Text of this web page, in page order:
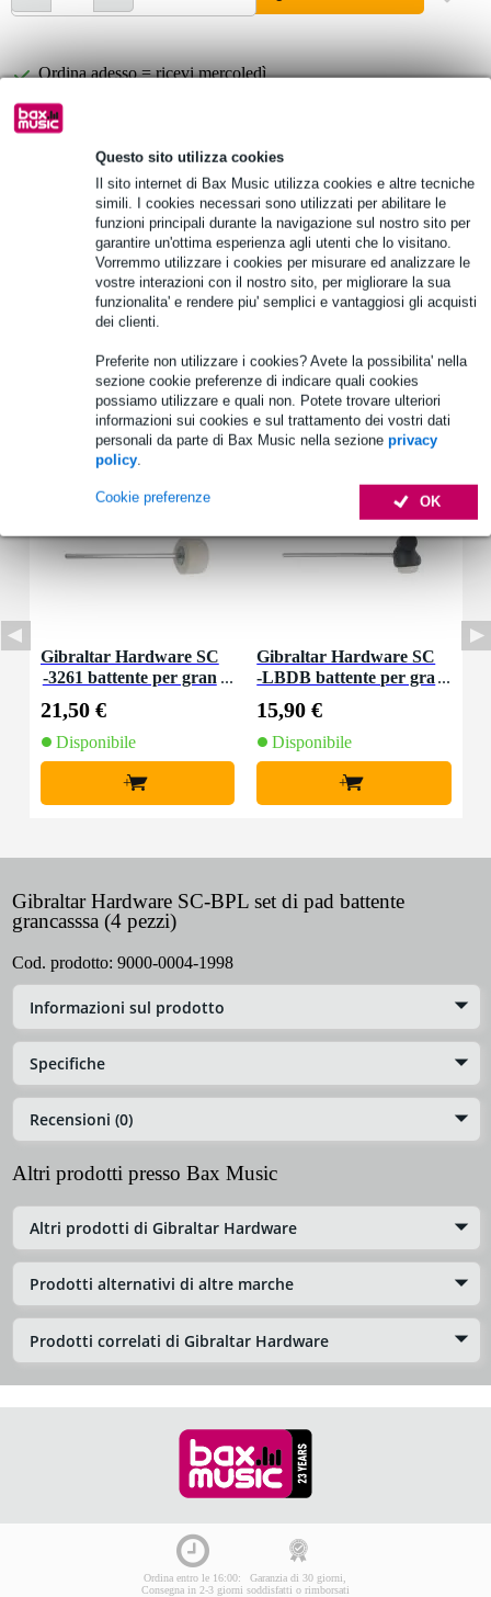
Questo sito utilizza cookies
Il sito internet di Bax Music utilizza cookies e altre tecniche
simili. I cookies necessari sono utilizzati per abilitare le
funzioni principali durante la navigazione sul nostro sito per
garantire un'ottima esperienza agli utenti che lo visitano.
Vorremmo utilizzare i cookies per misurare ed analizzare le
vostre interazioni con il nostro sito, per migliorare la sua
funzionalita' e rendere piu' semplici e vantaggiosi gli acquisti
dei clienti.
Preferite non utilizzare i cookies? Avete la possibilita' nella
sezione cookie preferenze di indicare quali cookies
possiamo utilizzare e quali non. Potete trovare ulteriori
informazioni sui cookies e sul trattamento dei vostri dati
personali da parte di Bax Music nella sezione privacy
policy.
OK
Cookie preferenze
Ordina adesso = ricevi mercoledì
Oltre 48.000 articoli disponibili
Informazioni sul prodotto
bass drum beater pads
brand: Gibraltar
model: SC-BPL
Specifiche complete
Accessori (2)
Gibraltar Hardware SC
-3261 battente per gran
21,50 €
Disponibile
+
Gibraltar Hardware SC
-LBDB battente per gra
15,90 €
Disponibile
+
Gibraltar Hardware SC-BPL set di pad battente
grancasssa (4 pezzi)
Cod. prodotto: 9000-0004-1998
Informazioni sul prodotto
Specifiche
Recensioni (0)
Altri prodotti presso Bax Music
Altri prodotti di Gibraltar Hardware
Prodotti alternativi di altre marche
Prodotti correlati di Gibraltar Hardware
Ordina entro le 16:00:
Consegna in 2-3 giorni
Garanzia di 30 giorni,
soddisfatti o rimborsati